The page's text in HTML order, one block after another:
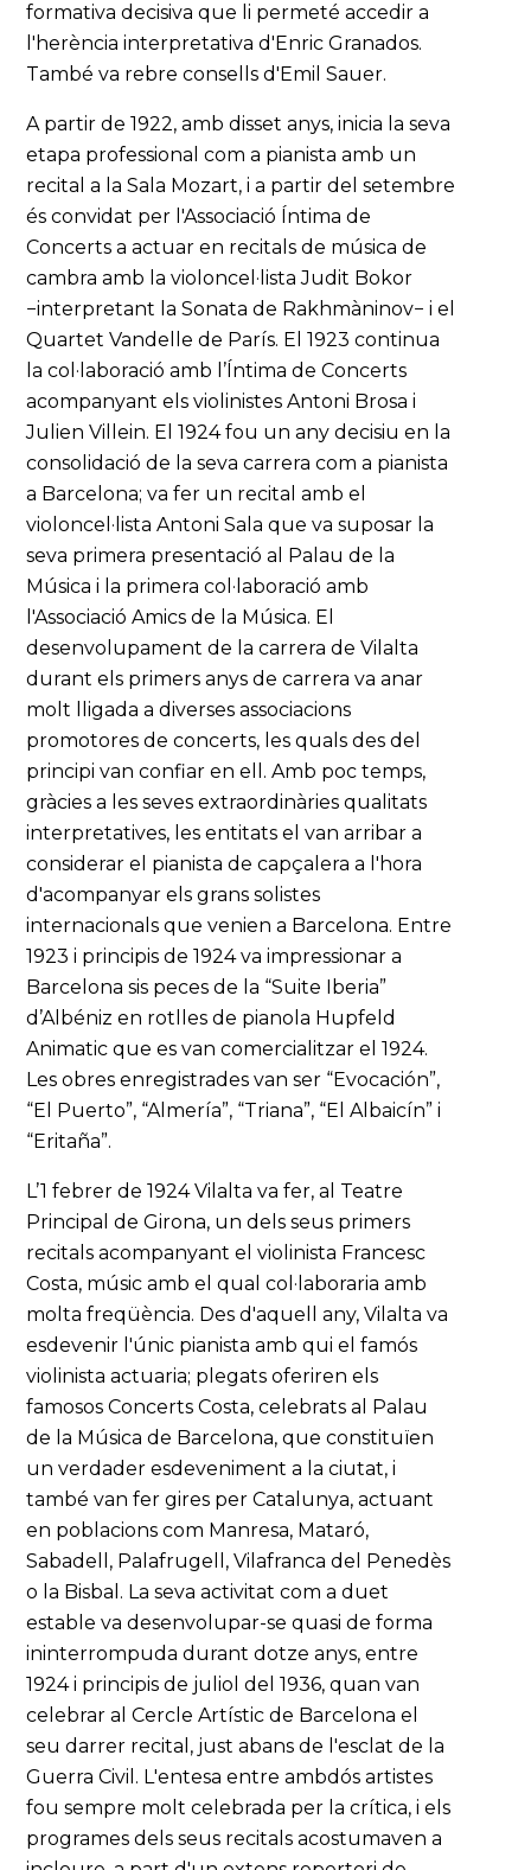
formativa decisiva que li permeté accedir a
l'herència interpretativa d'Enric Granados.
També va rebre consells d'Emil Sauer.
A partir de 1922, amb disset anys, inicia la seva
etapa professional com a pianista amb un
recital a la Sala Mozart, i a partir del setembre
és convidat per l'Associació Íntima de
Concerts a actuar en recitals de música de
cambra amb la violoncel·lista Judit Bokor
−interpretant la Sonata de Rakhmàninov− i el
Quartet Vandelle de París. El 1923 continua
la col·laboració amb l’Íntima de Concerts
acompanyant els violinistes Antoni Brosa i
Julien Villein. El 1924 fou un any decisiu en la
consolidació de la seva carrera com a pianista
a Barcelona; va fer un recital amb el
violoncel·lista Antoni Sala que va suposar la
seva primera presentació al Palau de la
Música i la primera col·laboració amb
l'Associació Amics de la Música. El
desenvolupament de la carrera de Vilalta
durant els primers anys de carrera va anar
molt lligada a diverses associacions
promotores de concerts, les quals des del
principi van confiar en ell. Amb poc temps,
gràcies a les seves extraordinàries qualitats
interpretatives, les entitats el van arribar a
considerar el pianista de capçalera a l'hora
d'acompanyar els grans solistes
internacionals que venien a Barcelona. Entre
1923 i principis de 1924 va impressionar a
Barcelona sis peces de la “Suite Iberia”
d’Albéniz en rotlles de pianola Hupfeld
Animatic que es van comercialitzar el 1924.
Les obres enregistrades van ser “Evocación”,
“El Puerto”, “Almería”, “Triana”, “El Albaicín” i
“Eritaña”.
L’1 febrer de 1924 Vilalta va fer, al Teatre
Principal de Girona, un dels seus primers
recitals acompanyant el violinista Francesc
Costa, músic amb el qual col·laboraria amb
molta freqüència. Des d'aquell any, Vilalta va
esdevenir l'únic pianista amb qui el famós
violinista actuaria; plegats oferiren els
famosos Concerts Costa, celebrats al Palau
de la Música de Barcelona, que constituïen
un verdader esdeveniment a la ciutat, i
també van fer gires per Catalunya, actuant
en poblacions com Manresa, Mataró,
Sabadell, Palafrugell, Vilafranca del Penedès
o la Bisbal. La seva activitat com a duet
estable va desenvolupar-se quasi de forma
ininterrompuda durant dotze anys, entre
1924 i principis de juliol del 1936, quan van
celebrar al Cercle Artístic de Barcelona el
seu darrer recital, just abans de l'esclat de la
Guerra Civil. L'entesa entre ambdós artistes
fou sempre molt celebrada per la crítica, i els
programes dels seus recitals acostumaven a